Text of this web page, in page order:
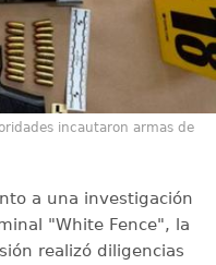
incautaron armas de
a una investigación
"White Fence", la
realizó diligencias